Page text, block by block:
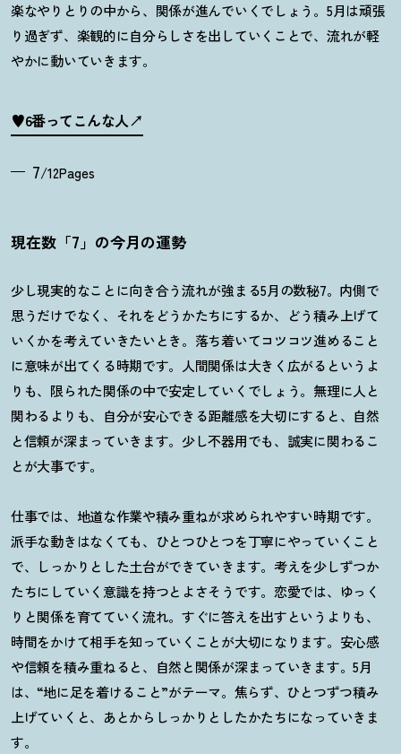
楽なやりとりの中から、関係が進んでいくでしょう。 5月は頑張
り過ぎず、楽観的に自分らしさを出していくことで、流れが軽
やかに動いていきます。
♥6番ってこんな人
7/12Pages
現在数「7」の今月の運勢
少し現実的なことに向き合う流れが強まる5月の数秘7。内側で
思うだけでなく、それをどうかたちにするか、どう積み上げて
いくかを考えていきたいとき。落ち着いてコツコツ進めること
に意味が出てくる時期です。人間関係は大きく広がるというよ
りも、限られた関係の中で安定していくでしょう。無理に人と
関わるよりも、自分が安心できる距離感を大切にすると、自然
と信頼が深まっていきます。少し不器用でも、誠実に関わるこ
とが大事です。
仕事では、地道な作業や積み重ねが求められやすい時期です。
派手な動きはなくても、ひとつひとつを丁寧にやっていくこと
で、しっかりとした土台ができていきます。考えを少しずつか
たちにしていく意識を持つとよさそうです。恋愛では、ゆっく
りと関係を育てていく流れ。すぐに答えを出すというよりも、
時間をかけて相手を知っていくことが大切になります。安心感
や信頼を積み重ねると、自然と関係が深まっていきます。5月
は、“地に足を着けること”がテーマ。焦らず、ひとつずつ積み
上げていくと、あとからしっかりとしたかたちになっていきま
す。